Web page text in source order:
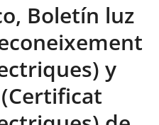
Boletín luz
y